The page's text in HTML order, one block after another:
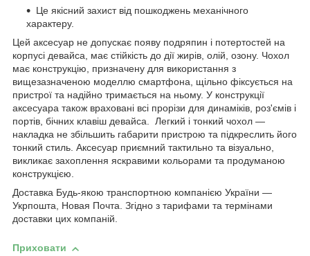
Це якісний захист від пошкоджень механічного
характеру.
Цей аксесуар не допускає появу подряпин і потертостей на
корпусі девайса, має стійкість до дії жирів, олій, озону. Чохол
має конструкцію, призначену для використання з
вищезазначеною моделлю смартфона, щільно фіксується на
пристрої та надійно тримається на ньому. У конструкції
аксесуара також враховані всі прорізи для динаміків, роз'ємів і
портів, бічних клавіш девайса. Легкий і тонкий чохол —
накладка не збільшить габарити пристрою та підкреслить його
тонкий стиль. Аксесуар приємний тактильно та візуально,
викликає захоплення яскравими кольорами та продуманою
конструкцією.
Доставка Будь-якою транспортною компанією України —
Укрпошта, Новая Почта. Згідно з тарифами та термінами
доставки цих компаній.
Приховати